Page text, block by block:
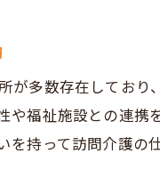
が多数存在してお
や福祉施設との連
持って訪問介護の